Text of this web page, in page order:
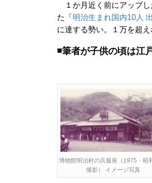
１か月近く前にアップし
た「 明治生まれ国内10人
に達する勢い。１万を超
◾️筆者が子供の頃は江
博物館明治村の呉服座（1975・昭
撮影） イメージ写真